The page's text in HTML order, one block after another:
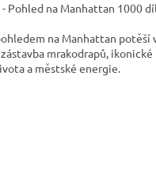
- Pohled na Manhattan 1000
na Manhattan
mrakodrapů,
a městské energie.